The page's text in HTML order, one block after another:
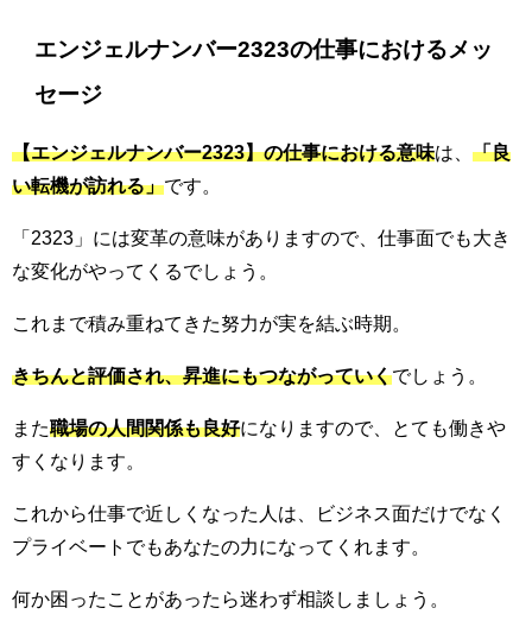
エンジェルナンバー2323の仕事におけるメッ
セージ
【エンジェルナンバー2323】の仕事における意味は、 「良
い転機が訪れる」です。
「2323」には変革の意味がありますので、仕事面でも大き
な変化がやってくるでしょう。
これまで積み重ねてきた努力が実を結ぶ時期。
きちんと評価され、昇進にもつながっていくでしょう。
また職場の人間関係も良好になりますので、とても働きや
すくなります。
これから仕事で近しくなった人は、ビジネス面だけでなく
プライベートでもあなたの力になってくれます。
何か困ったことがあったら迷わず相談しましょう。